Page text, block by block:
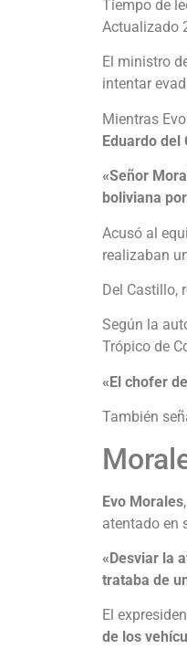
Actualizado
El ministro
intentar
Mientras
Eduardo del
«Señor
boliviana
Acusó al
realizaban
Del Castillo,
Según la
Trópico de
«El chofer
También
Evo Morales
atentado en
«Desviar la
trataba de
El
de los